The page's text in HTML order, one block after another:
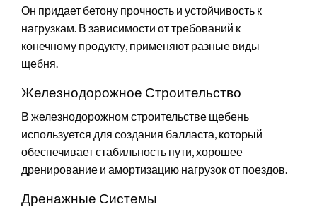
Он придает бетону прочность и устойчивость к
нагрузкам. В зависимости от требований к
конечному продукту, применяют разные виды
щебня.
Железнодорожное Строительство
В железнодорожном строительстве щебень
используется для создания балласта, который
обеспечивает стабильность пути, хорошее
дренирование и амортизацию нагрузок от поездов.
Дренажные Системы